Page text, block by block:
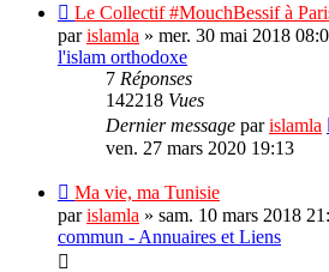
Le Collectif #MouchBessif à
parislamla » mer. 30 mai 2018
l'islam orthodoxe
7 Réponses
142218 Vues
Dernier message parislamla
ven. 27 mars 2020 19:13
Ma vie, ma Tunisie
parislamla » sam. 10 mars 2018
commun - Annuaires et Liens